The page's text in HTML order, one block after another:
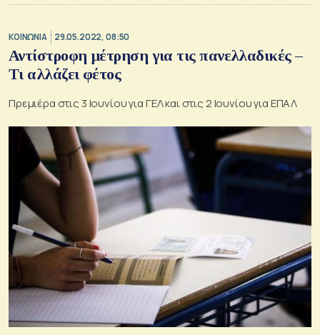
ΚΟΙΝΩΝΙΑ 29.05.2022, 08:50
Αντίστροφη μέτρηση για τις πανελλαδικές –
Τι αλλάζει φέτος
Πρεμιέρα στις 3 Ιουνίου για ΓΕΛ και στις 2 Ιουνίου για ΕΠΑΛ